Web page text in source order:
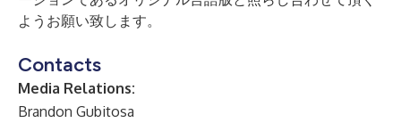
ようお願い致します。
Contacts
Media Relations:
Brandon Gubitosa